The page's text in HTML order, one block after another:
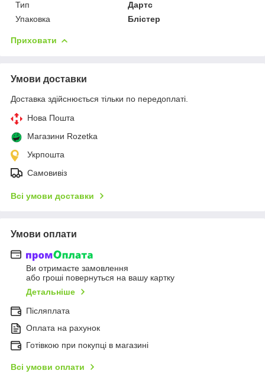
Тип
Дартс
Упаковка
Блістер
Приховати
Умови доставки
Доставка здійснюється тільки по передоплаті.
Нова Пошта
Магазини Rozetka
Укрпошта
Самовивіз
Всі умови доставки
Умови оплати
Ви отримаєте замовлення
або гроші повернуться на вашу картку
Детальніше
Післяплата
Оплата на рахунок
Готівкою при покупці в магазині
Всі умови оплати